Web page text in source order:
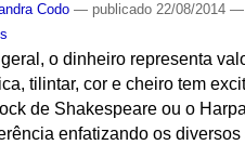
Codo — publicado 22/08/2014—
o dinheiro representa
tilintar, cor e cheiro tem
de Shakespeare ou o
enfatizando os